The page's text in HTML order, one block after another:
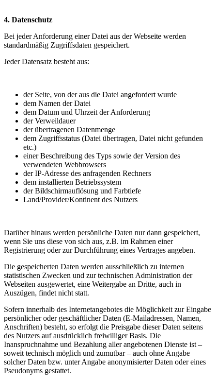
4. Datenschutz
Bei jeder Anforderung einer Datei aus der Webseite werden
standardmäßig Zugriffsdaten gespeichert.
Jeder Datensatz besteht aus:
der Seite, von der aus die Datei angefordert wurde
dem Namen der Datei
dem Datum und Uhrzeit der Anforderung
der Verweildauer
der übertragenen Datenmenge
dem Zugriffsstatus (Datei übertragen, Datei nicht gefunden
etc.)
einer Beschreibung des Typs sowie der Version des
verwendeten Webbrowsers
der IP-Adresse des anfragenden Rechners
dem installierten Betriebssystem
der Bildschirmauflösung und Farbtiefe
Land/Provider/Kontinent des Nutzers
Darüber hinaus werden persönliche Daten nur dann gespeichert,
wenn Sie uns diese von sich aus, z.B. im Rahmen einer
Registrierung oder zur Durchführung eines Vertrages angeben.
Die gespeicherten Daten werden ausschließlich zu internen
statistischen Zwecken und zur technischen Administration der
Webseiten ausgewertet, eine Weitergabe an Dritte, auch in
Auszügen, findet nicht statt.
Sofern innerhalb des Internetangebotes die Möglichkeit zur Eingabe
persönlicher oder geschäftlicher Daten (E-Mailadressen, Namen,
Anschriften) besteht, so erfolgt die Preisgabe dieser Daten seitens
des Nutzers auf ausdrücklich freiwilliger Basis. Die
Inanspruchnahme und Bezahlung aller angebotenen Dienste ist –
soweit technisch möglich und zumutbar – auch ohne Angabe
solcher Daten bzw. unter Angabe anonymisierter Daten oder eines
Pseudonyms gestattet.